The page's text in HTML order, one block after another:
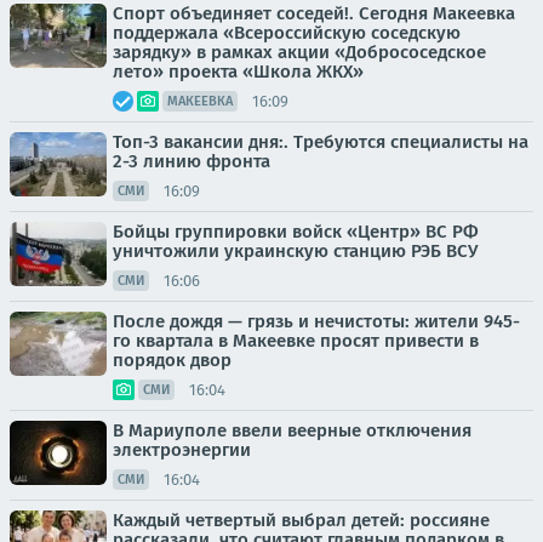
Спорт объединяет соседей!. Сегодня Макеевка
поддержала «Всероссийскую соседскую
зарядку» в рамках акции «Добрососедское
лето» проекта «Школа ЖКХ»
МАКЕЕВКА 16:09
Топ-3 вакансии дня:. Требуются специалисты на
2-3 линию фронта
СМИ 16:09
Бойцы группировки войск «Центр» ВС РФ
уничтожили украинскую станцию РЭБ ВСУ
СМИ 16:06
После дождя — грязь и нечистоты: жители 945-
го квартала в Макеевке просят привести в
порядок двор
СМИ 16:04
В Мариуполе ввели веерные отключения
электроэнергии
СМИ 16:04
Каждый четвертый выбрал детей: россияне